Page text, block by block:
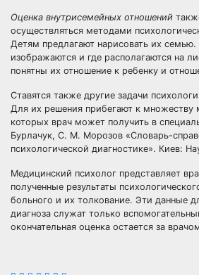
Оценка внутрисемейных отношений
осуществляться методами
Детям предлагают нарисовать их
изображаются и где располагаются на
понятны их отношение к ребенку и
Ставятся также другие задачи
Для их решения прибегают к множеству
которых врач может получить в
Бурлачук, С. М. Морозов «Словарь-
психологической диагностике». Киев:
Медицинский психолог представляет
полученные результаты
больного и их толкование. Эти данные
диагноза служат только
окончательная оценка остается за